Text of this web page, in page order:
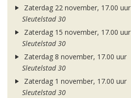
Zaterdag 22 november, 17.00 uur
Sleutelstad 30
Zaterdag 15 november, 17.00 uur
Sleutelstad 30
Zaterdag 8 november, 17.00 uur
Sleutelstad 30
Zaterdag 1 november, 17.00 uur
Sleutelstad 30